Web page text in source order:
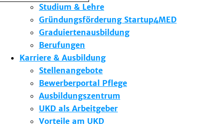
Studium & Lehre
Gründungsförderung Startup4MED
Graduiertenausbildung
Berufungen
Karriere & Ausbildung
Stellenangebote
Bewerberportal Pflege
Ausbildungszentrum
UKD als Arbeitgeber
Vorteile am UKD